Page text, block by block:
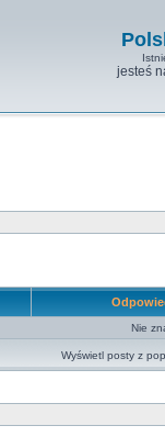
jesteś
Nie
Wyświetl posty z